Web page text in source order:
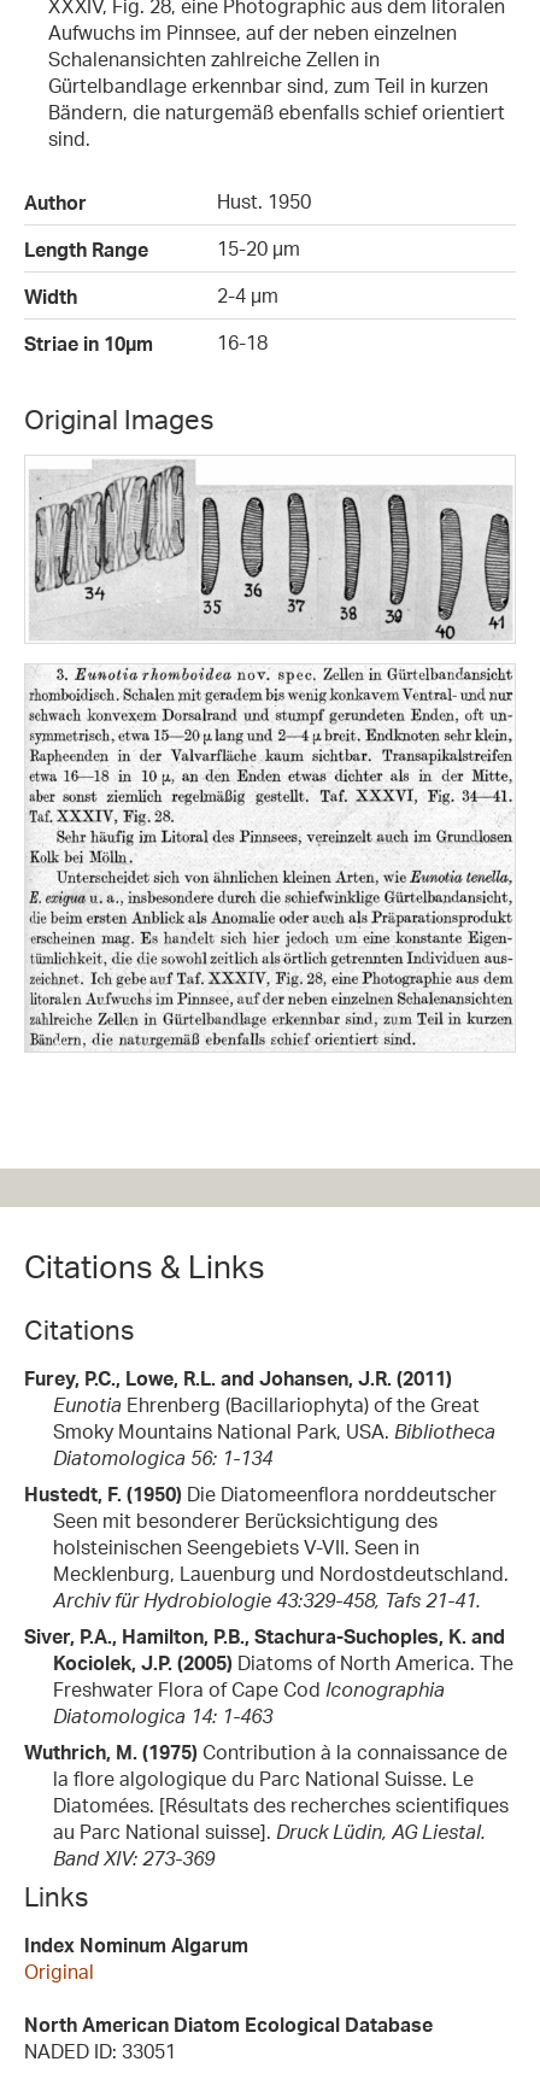
XXXIV, Fig. 28, eine Photographic aus dem litoralen
Aufwuchs im Pinnsee, auf der neben einzelnen
Schalenansichten zahlreiche Zellen in
Gürtelbandlage erkennbar sind, zum Teil in kurzen
Bändern, die naturgemäß ebenfalls schief orientiert
sind.
Author
Hust. 1950
Length Range
15-20 µm
Width
2-4 µm
Striae in 10µm
16-18
Original Images
Citations & Links
Citations
Furey, P.C., Lowe, R.L. and Johansen, J.R. (2011)
Eunotia Ehrenberg (Bacillariophyta) of the Great
Smoky Mountains National Park, USA. Bibliotheca
Diatomologica 56: 1-134
Hustedt, F. (1950) Die Diatomeenflora norddeutscher
Seen mit besonderer Berücksichtigung des
holsteinischen Seengebiets V-VII. Seen in
Mecklenburg, Lauenburg und Nordostdeutschland.
Archiv für Hydrobiologie 43:329-458, Tafs 21-41.
Siver, P.A., Hamilton, P.B., Stachura-Suchoples, K. and
Kociolek, J.P. (2005) Diatoms of North America. The
Freshwater Flora of Cape Cod Iconographia
Diatomologica 14: 1-463
Wuthrich, M. (1975) Contribution à la connaissance de
la flore algologique du Parc National Suisse. Le
Diatomées. [Résultats des recherches scientifiques
au Parc National suisse]. Druck Lüdin, AG Liestal.
Band XIV: 273-369
Links
Index Nominum Algarum
Original
North American Diatom Ecological Database
NADED ID: 33051